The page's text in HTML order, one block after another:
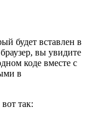
будет вставлен в
вы увидите
коде вместе с
в
так: